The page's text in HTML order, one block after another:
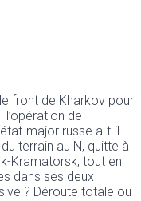
front de Kharkov pour
de
major russe a-t-il
terrain au N, quitte à
Kramatorsk, tout en
dans ses deux
? Déroute totale ou